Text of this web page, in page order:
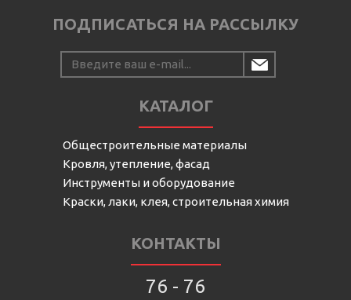
ПОДПИСАТЬСЯ НА РАССЫЛКУ
КАТАЛОГ
Общестроительные материалы
Кровля, утепление, фасад
Инструменты и оборудование
Краски, лаки, клея, строительная химия
КОНТАКТЫ
76 - 76